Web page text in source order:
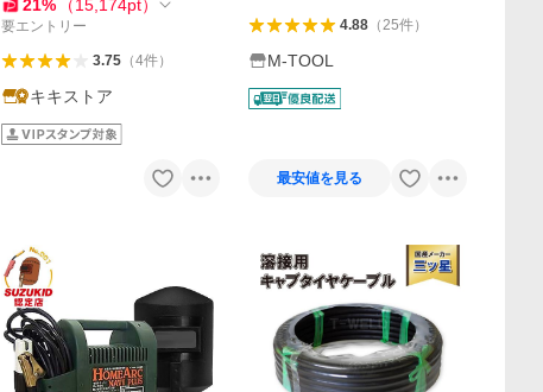
21% （15,174pt）
要エントリー
3.75（4件）
キキストア
4.88（25件）
M-TOOL
最安値を見る